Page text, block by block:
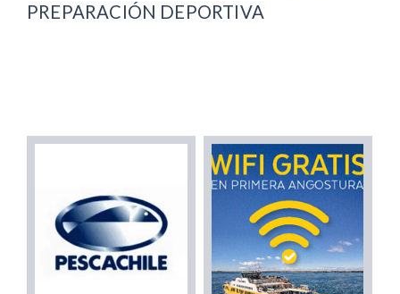
PREPARACIÓN DEPORTIVA